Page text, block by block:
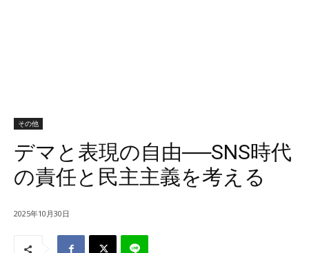
その他
デマと表現の自由──SNS時代
の責任と民主主義を考える
2025年10月30日